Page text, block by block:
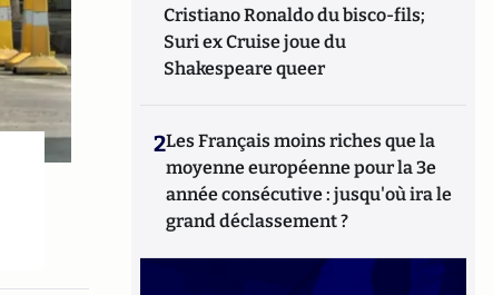
Cristiano Ronaldo du bisco-fils;
Suri ex Cruise joue du
Shakespeare queer
2Les Français moins riches que la
moyenne européenne pour la 3e
année consécutive : jusqu'où ira le
grand déclassement ?